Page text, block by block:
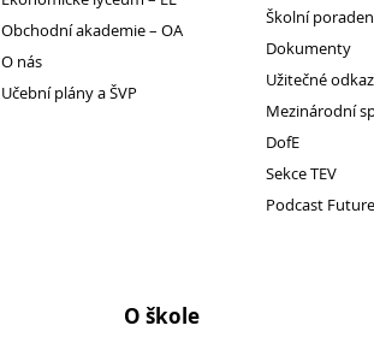
Obchodní akademie – OA
O nás
Učební plány a ŠVP
Školní
Dokumenty
Užitečné
Mezinárodní
DofE
Sekce TEV
Podcast
O škole